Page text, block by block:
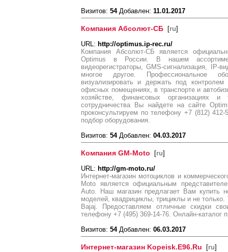
Визитов: 54Добавлен: 11.01.2017
Компания Абсолют-СБ [ru]
URL: http://optimus.ip-rec.ru/
Компания Абсолют-СБ является
Optimus в России. В нашем
видеорегистраторы, GMS-сигнализация, IP-
многое другое. Профессиональное
визуализировать и держать под
офисных помещениях, в транспорте и
хозяйстве, финансовых организациях
сотрудничества Вы найдете на сайте
проконсультируем по телефону +7 (812)
подбор оборудования.
Визитов: 54Добавлен: 04.03.2017
Компания GM-Moto [ru]
URL: http://gm-moto.ru/
Интернет-магазин мотоциклов и
Moto является официальным
Auto. Наш магазин предлагает Вам купить
моделей, квадрициклы, трициклы и не только.
Bajaj. Предоставляем отличные скидки
телефону +7 (495) 369-14-76. Онлайн-каталог
Визитов: 54Добавлен: 06.03.2017
Интернет-магазин Kopeisk.E96.Ru [ru]